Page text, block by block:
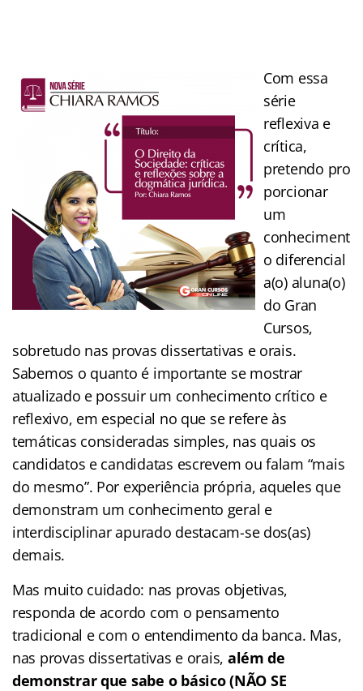
Com essa
série
reflexiva e
crítica,
pretendo pro
porcionar
um
conheciment
o diferencial
a(o) aluna(o)
do Gran
Cursos,
sobretudo nas provas dissertativas e orais.
Sabemos o quanto é importante se mostrar
atualizado e possuir um conhecimento crítico e
reflexivo, em especial no que se refere às
temáticas consideradas simples, nas quais os
candidatos e candidatas escrevem ou falam “mais
do mesmo”. Por experiência própria, aqueles que
demonstram um conhecimento geral e
interdisciplinar apurado destacam-se dos(as)
demais.
Mas muito cuidado: nas provas objetivas,
responda de acordo com o pensamento
tradicional e com o entendimento da banca. Mas,
nas provas dissertativas e orais, além de
demonstrar que sabe o básico (NÃO SE